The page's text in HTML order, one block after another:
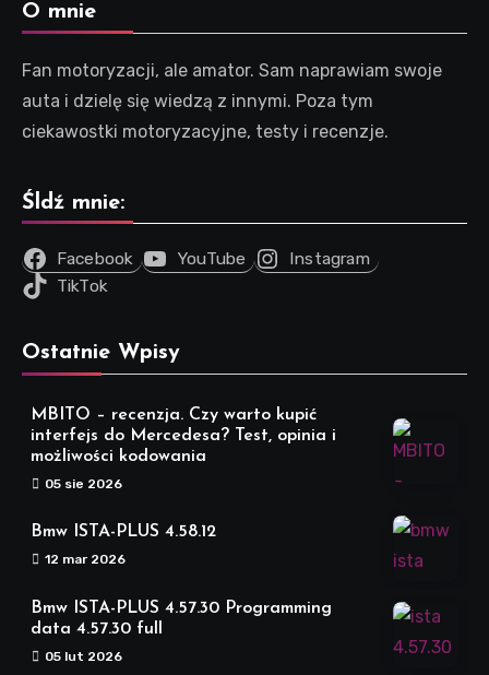
O mnie
Fan motoryzacji, ale amator. Sam naprawiam swoje
auta i dzielę się wiedzą z innymi. Poza tym
ciekawostki motoryzacyjne, testy i recenzje.
Śldź mnie:
Facebook YouTube
Instagram
TikTok
Ostatnie Wpisy
MBITO – recenzja. Czy warto kupić
interfejs do Mercedesa? Test, opinia i
możliwości kodowania
05 sie 2026
Bmw ISTA-PLUS 4.58.12
12 mar 2026
Bmw ISTA-PLUS 4.57.30 Programming
data 4.57.30 full
05 lut 2026